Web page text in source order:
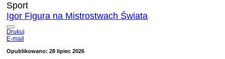
Sport
Igor Figura na Mistrostwach Świata
Drukuj
E-mail
Opublikowano: 28 lipiec 2026